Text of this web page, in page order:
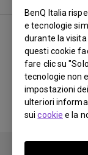
BenQ Italia
e tecnologie
durante la
questi cookie
fare clic su
tecnologie non
impostazioni
ulteriori
suicookie e la